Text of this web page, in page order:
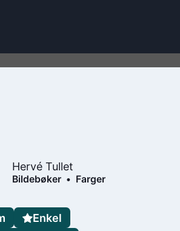
Hervé Tullet
Bildebøker Farger
Enkel